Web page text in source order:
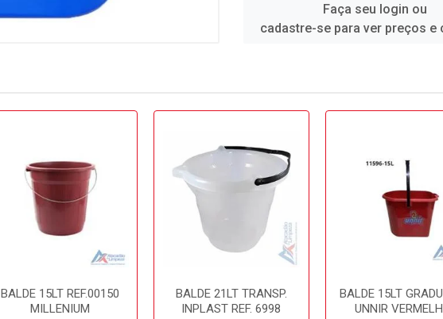
Faça seu login ou
cadastre-se para ver preços e
BALDE 15LT REF.00150
MILLENIUM
BALDE 21LT TRANSP.
INPLAST REF. 6998
BALDE 15LT
UNNIR